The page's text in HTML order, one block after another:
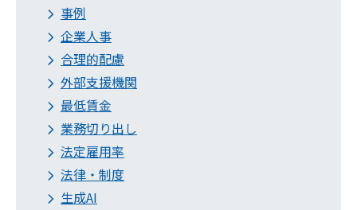
事例
企業人事
合理的配慮
外部支援機関
最低賃金
業務切り出し
法定雇用率
法律・制度
生成AI